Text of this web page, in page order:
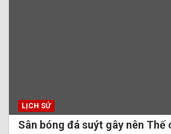
LỊCH SỬ
Sân bóng đá suýt gây nên Thế